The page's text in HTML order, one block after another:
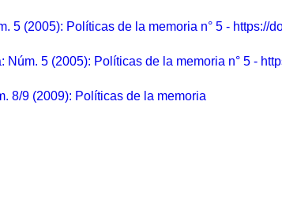
5 (2005): Políticas de la memoria n° 5 - https://
Núm. 5 (2005): Políticas de la memoria n° 5 -
8/9 (2009): Políticas de la memoria